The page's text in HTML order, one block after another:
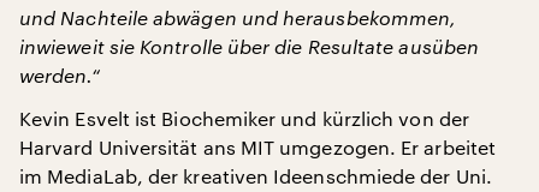
und Nachteile abwägen und herausbekommen,
inwieweit sie Kontrolle über die Resultate ausüben
werden.“
Kevin Esvelt ist Biochemiker und kürzlich von der
Harvard Universität ans MIT umgezogen. Er arbeitet
im MediaLab, der kreativen Ideenschmiede der Uni.